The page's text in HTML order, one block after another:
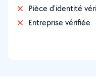
Pièce d'identité
Entreprise vérifiée